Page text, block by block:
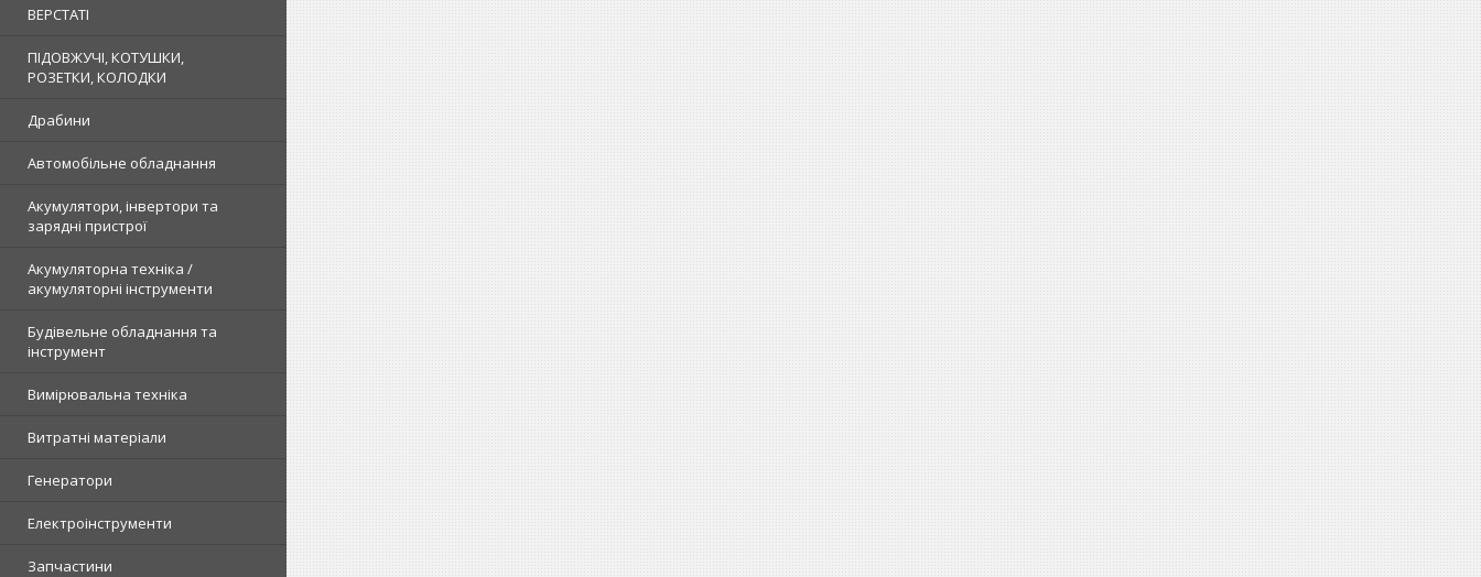
ВЕРСТАТІ
ПІДОВЖУЧІ, КОТУШКИ,
РОЗЕТКИ, КОЛОДКИ
Драбини
Автомобільне обладнання
Акумулятори, інвертори та
зарядні пристрої
Акумуляторна техніка /
акумуляторні інструменти
Будівельне обладнання та
інструмент
Вимірювальна техніка
Витратні матеріали
Генератори
Електроінструменти
Запчастини